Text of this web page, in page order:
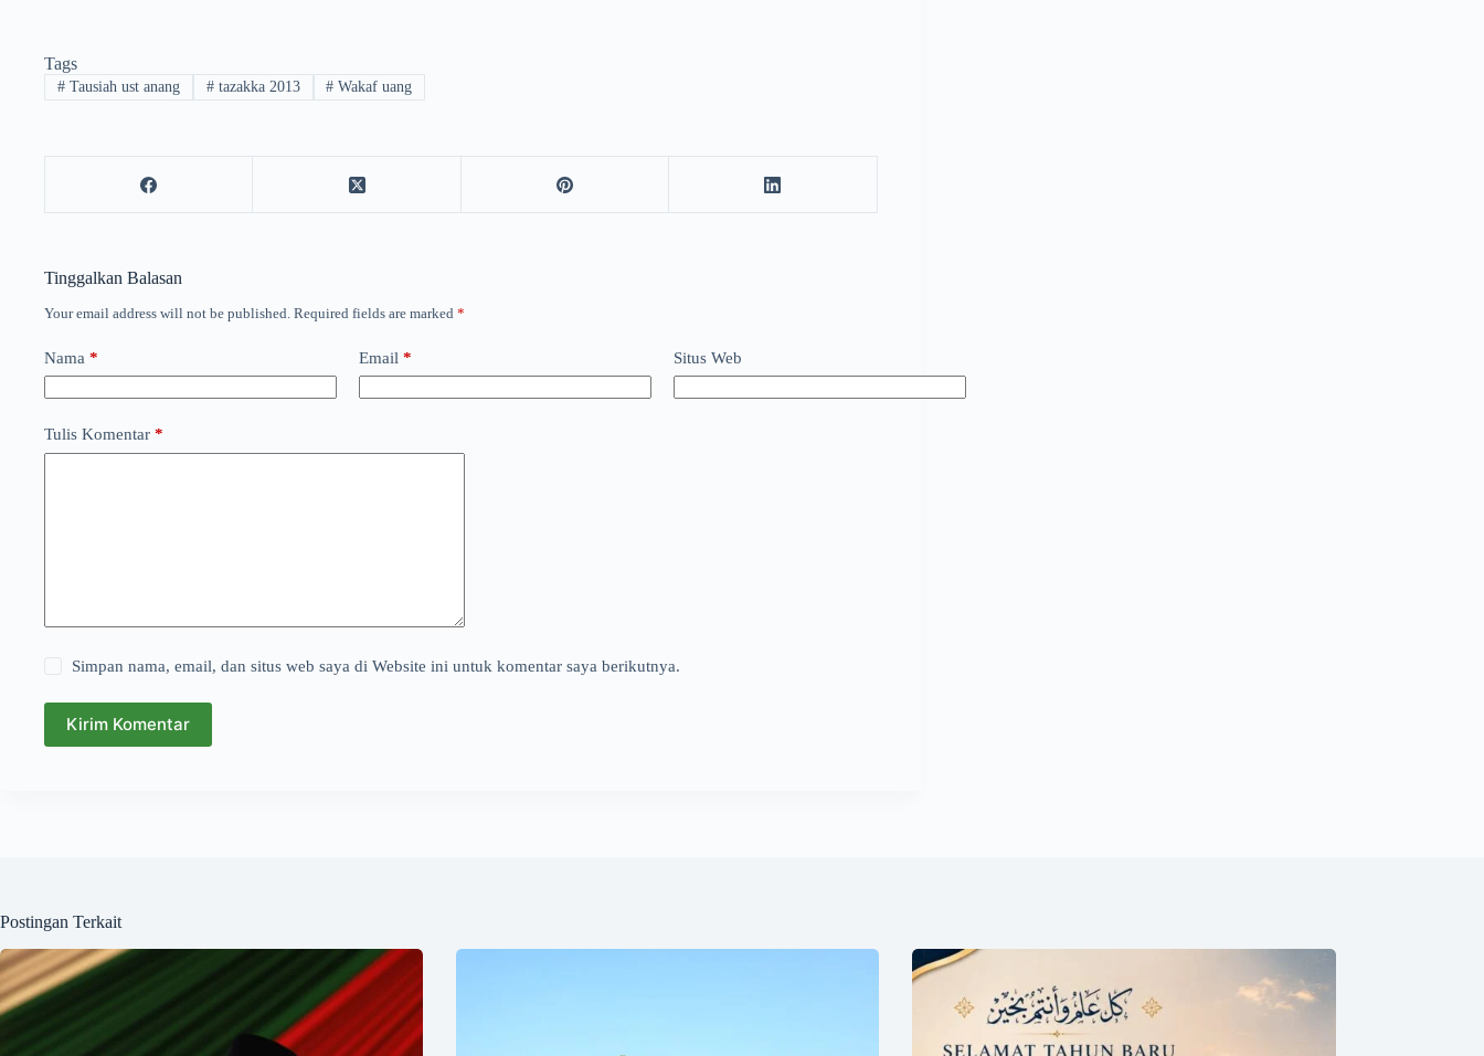
Tags
#Tausiah ust anang #tazakka 2013 # Wakaf uang
Tinggalkan Balasan
Your email address will not be published. Required fields are marked *
Nama * Email * Situs Web
Tulis Komentar *
Simpan nama, email, dan situs web saya di Website ini untuk komentar saya berikutnya.
Kirim Komentar
Postingan Terkait